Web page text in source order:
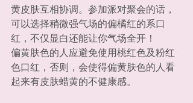
黄皮肤互相协调。参加派对聚会的话，
可以选择稍微强气场的偏橘红的系口
红，不仅显白还能让你气场全开！
偏黄肤色的人应避免使用桃红色及粉红
色口红，否则，会使得偏黄肤色的人看
起来有皮肤蜡黄的不健康感。